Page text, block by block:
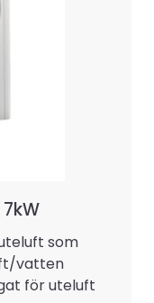
som
vatten
för uteluft